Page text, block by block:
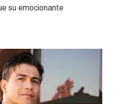
su emocionante